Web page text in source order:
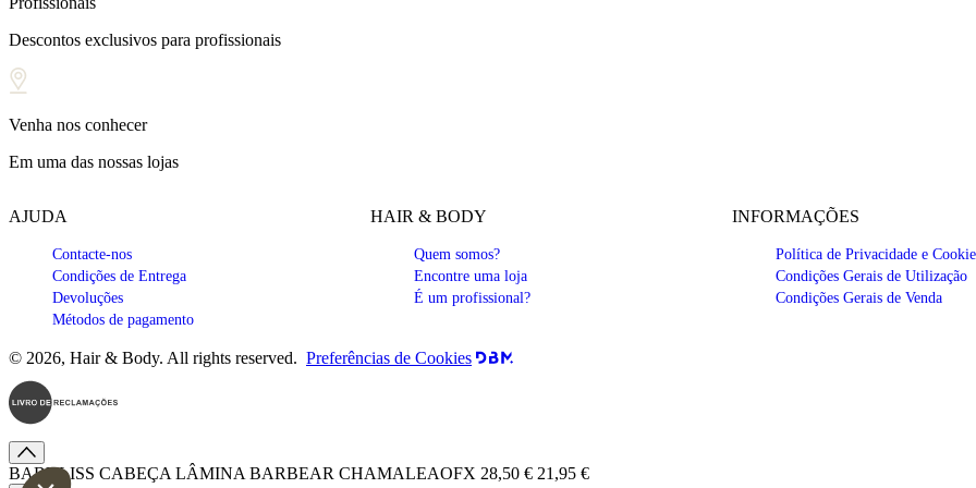
Descontos exclusivos para profissionais
Venha nos conhecer
Em uma das nossas lojas
AJUDA
Contacte-nos
Condições de Entrega
Devoluções
Métodos de pagamento
HAIR & BODY
Quem somos?
Encontre uma loja
É um profissional?
INFORMAÇÕES
Política de Privacidade e
Condições Gerais de Utilização
Condições Gerais de Venda
© 2026, Hair & Body. All rights reserved. Preferências de Cookies
BABYLISS CABEÇA LÂMINA BARBEAR CHAMALEAOFX 28,50 € 21,95 €